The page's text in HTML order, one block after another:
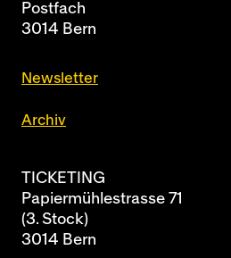
Postfach
3014 Bern
Newsletter
Archiv
TICKETING
Papiermühlestrasse 71
(3. Stock)
3014 Bern